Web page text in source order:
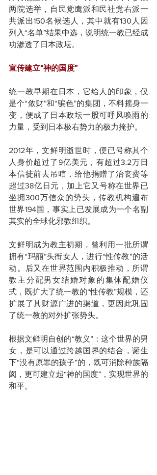
两院选举，自民党鹰派和民社党右派一
共派出150名候选人，其中就有130人因
列入“名单”结果中选，说明统一教已经成
功渗透了日本政坛。
宣传建立“神的国度”
统一教早期在日本，它给人的印象，仅
是个“敛财”和“骗色”的集团，不料摇身一
变，便成了日本政坛一股可呼风唤雨的
力量，受到日本极右势力的极力掩护。
2012年，文鲜明逝世时，便已号称其个
人身价超过了9亿美元，有超过3.2万日
本信徒前去吊唁，给他捐赠了治丧费等
超过38亿日元，加上它又号称在世界已
坐拥300万信众的势头，传教机构遍布
世界194国，事实上已发展成为一个名副
其实的全球化邪教组织。
文鲜明成为教主初期，曾利用一批所谓
拥有“玛丽”头衔女人，进行“性传教”的活
动。后又在世界范围内积极推动，所谓
教主分配男女结婚对象的集体配婚仪
式，既扩大了统一教的“性传教”规模，还
扩展了其财源广进的渠道，更因此巩固
了统一教的对外扩张势头。
根据文鲜明自创的“教义”：这个世界的男
女，是可以通过跨越国界的结合，诞生
下“没有原罪的孩子”的，既可消除种族隔
阂，更可建立起“神的国度”，实现世界的
和平。